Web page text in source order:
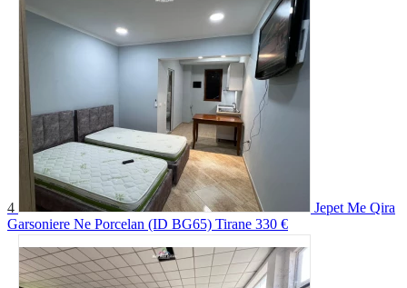
4
Jepet Me Qira
Garsoniere Ne Porcelan (ID BG65) Tirane 330 €